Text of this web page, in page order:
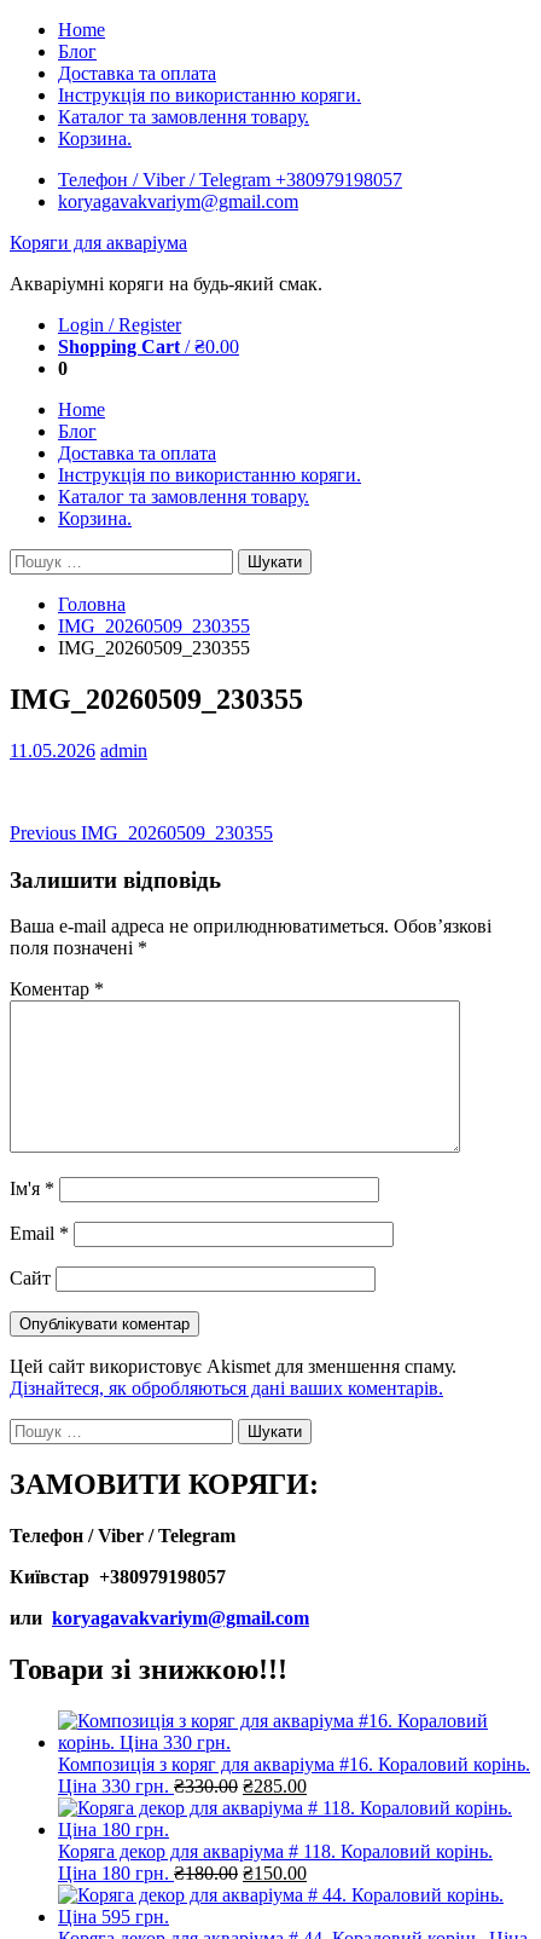
Skip
content
Home
Блог
Доставка та оплата
Інструкція по використанню коряги.
Каталог та замовлення товару.
Корзина.
Телефон / Viber / Telegram +380979198057
koryagavakvariym@gmail.com
Коряги для акваріума
Акваріумні коряги на будь-який смак.
Login / Register
Shopping Cart /₴0.00
0
Home
Блог
Доставка та оплата
Інструкція по використанню коряги.
Каталог та замовлення товару.
Корзина.
Пошук:
Головна
IMG_20260509_230355
IMG_20260509_230355
IMG_20260509_230355
11.05.2026 admin
Навігація
записів
Previous Previous
IMG_20260509_230355
Залишити відповідь
Ваша e-mail адреса не оприлюднюватиметься. Обов’язкові
поля позначені *
Коментар *
Ім'я *
Email *
Сайт
Цей сайт використовує Akismet для зменшення спаму.
Дізнайтеся, як обробляються дані ваших коментарів.
Пошук:
ЗАМОВИТИ КОРЯГИ:
Телефон / Viber / Telegram
Київстар +380979198057
или koryagavakvariym@gmail.com
Товари зі знижкою!!!
Композиція з коряг для акваріума #16. Кораловий корінь.
Ціна 330 грн. ₴330.00 Оригінальна
ціна:
₴285.00Поточна
ціна:
Коряга декор для акваріума # 118. Кораловий корінь.
Ціна 180 грн. ₴180.00 Оригінальна
ціна:
₴150.00Поточна
ціна: